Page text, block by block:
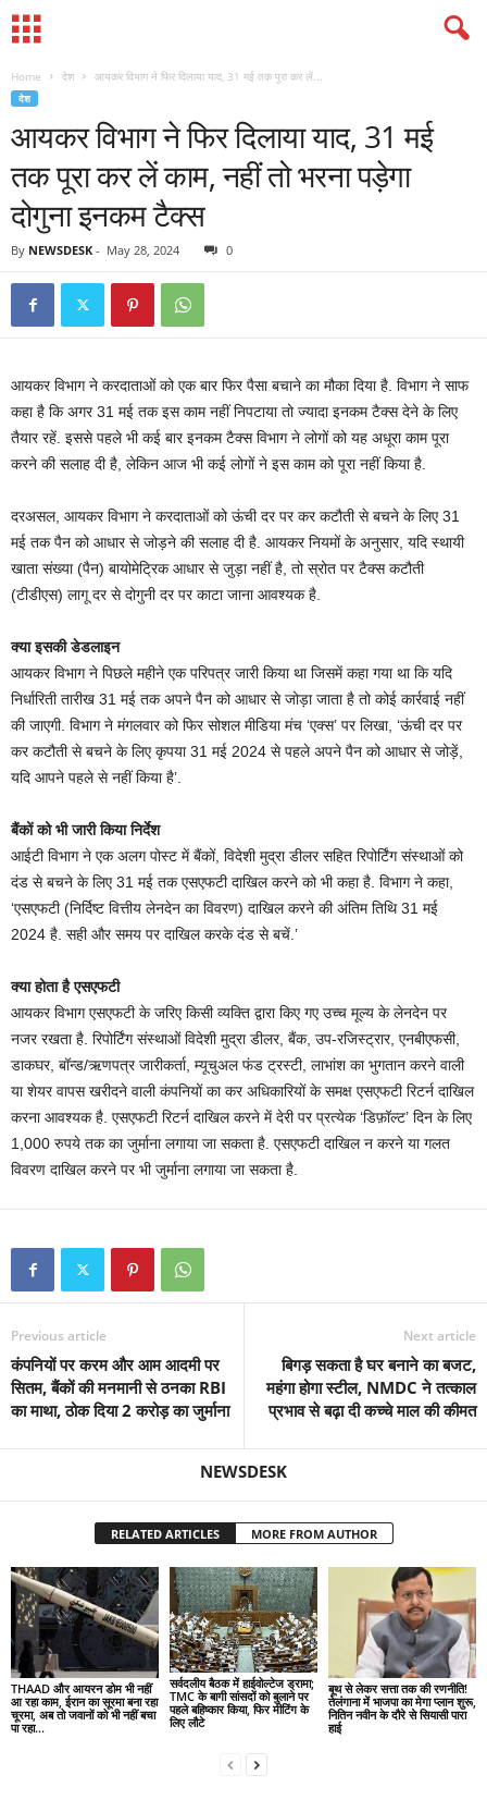
Home देश आयकर विभाग ने फिर दिलाया याद, 31 मई तक पूरा कर लें...
देश
आयकर विभाग ने फिर दिलाया याद, 31 मई
तक पूरा कर लें काम, नहीं तो भरना पड़ेगा
दोगुना इनकम टैक्‍स
By NEWSDESK - May 28, 2024 0
आयकर विभाग ने करदाताओं को एक बार फिर पैसा बचाने का मौका दिया है. विभाग ने साफ
कहा है कि अगर 31 मई तक इस काम नहीं निपटाया तो ज्‍यादा इनकम टैक्‍स देने के लिए
तैयार रहें. इससे पहले भी कई बार इनकम टैक्‍स विभाग ने लोगों को यह अधूरा काम पूरा
करने की सलाह दी है, लेकिन आज भी कई लोगों ने इस काम को पूरा नहीं किया है.
दरअसल, आयकर विभाग ने करदाताओं को ऊंची दर पर कर कटौती से बचने के लिए 31
मई तक पैन को आधार से जोड़ने की सलाह दी है. आयकर नियमों के अनुसार, यदि स्थायी
खाता संख्या (पैन) बायोमेट्रिक आधार से जुड़ा नहीं है, तो स्रोत पर टैक्‍स कटौती
(टीडीएस) लागू दर से दोगुनी दर पर काटा जाना आवश्यक है.
क्‍या इसकी डेडलाइन
आयकर विभाग ने पिछले महीने एक परिपत्र जारी किया था जिसमें कहा गया था कि यदि
निर्धारिती तारीख 31 मई तक अपने पैन को आधार से जोड़ा जाता है तो कोई कार्रवाई नहीं
की जाएगी. विभाग ने मंगलवार को फिर सोशल मीडिया मंच ‘एक्स’ पर लिखा, ‘ऊंची दर पर
कर कटौती से बचने के लिए कृपया 31 मई 2024 से पहले अपने पैन को आधार से जोड़ें,
यदि आपने पहले से नहीं किया है’.
बैंकों को भी जारी किया निर्देश
आईटी विभाग ने एक अलग पोस्ट में बैंकों, विदेशी मुद्रा डीलर सहित रिपोर्टिंग संस्थाओं को
दंड से बचने के लिए 31 मई तक एसएफटी दाखिल करने को भी कहा है. विभाग ने कहा,
‘एसएफटी (निर्दिष्ट वित्तीय लेनदेन का विवरण) दाखिल करने की अंतिम तिथि 31 मई
2024 है. सही और समय पर दाखिल करके दंड से बचें.’
क्‍या होता है एसएफटी
आयकर विभाग एसएफटी के जरिए किसी व्यक्ति द्वारा किए गए उच्च मूल्य के लेनदेन पर
नजर रखता है. रिपोर्टिंग संस्थाओं विदेशी मुद्रा डीलर, बैंक, उप-रजिस्ट्रार, एनबीएफसी,
डाकघर, बॉन्ड/ऋणपत्र जारीकर्ता, म्यूचुअल फंड ट्रस्टी, लाभांश का भुगतान करने वाली
या शेयर वापस खरीदने वाली कंपनियों का कर अधिकारियों के समक्ष एसएफटी रिटर्न दाखिल
करना आवश्यक है. एसएफटी रिटर्न दाखिल करने में देरी पर प्रत्येक ‘डिफ़ॉल्ट’ दिन के लिए
1,000 रुपये तक का जुर्माना लगाया जा सकता है. एसएफटी दाखिल न करने या गलत
विवरण दाखिल करने पर भी जुर्माना लगाया जा सकता है.
Previous article
कंपनियों पर करम और आम आदमी पर
सितम, बैंकों की मनमानी से ठनका RBI
का माथा, ठोक दिया 2 करोड़ का जुर्माना
Next article
बिगड़ सकता है घर बनाने का बजट,
महंगा होगा स्टील, NMDC ने तत्काल
प्रभाव से बढ़ा दी कच्चे माल की कीमत
NEWSDESK
RELATED ARTICLES MORE FROM AUTHOR
THAAD और आयरन डोम भी नहीं
आ रहा काम, ईरान का सूरमा बना रहा
चूरमा, अब तो जवानों को भी नहीं बचा
पा रहा...
सर्वदलीय बैठक में हाईवोल्टेज ड्रामा;
TMC के बागी सांसदों को बुलाने पर
पहले बहिष्कार किया, फिर मीटिंग के
लिए लौटे
बूथ से लेकर सत्ता तक की रणनीति!
तेलंगाना में भाजपा का मेगा प्लान शुरू,
नितिन नवीन के दौरे से सियासी पारा
हाई